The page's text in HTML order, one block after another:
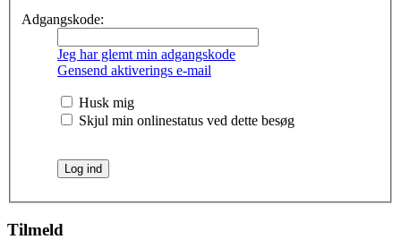
Adgangskode:
Jeg har glemt min adgangskode
Gensend aktiverings e-mail
Husk mig
Skjul min onlinestatus ved dette besøg
Tilmeld